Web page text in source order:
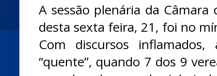
A sessão plenária da Câmara
desta sexta feira, 21, foi no
Com discursos
“quente”, quando 7 dos 9